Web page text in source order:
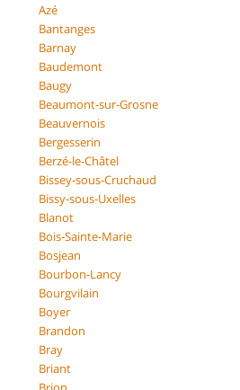
Azé
Bantanges
Barnay
Baudemont
Baugy
Beaumont-sur-Grosne
Beauvernois
Bergesserin
Berzé-le-Châtel
Bissey-sous-Cruchaud
Bissy-sous-Uxelles
Blanot
Bois-Sainte-Marie
Bosjean
Bourbon-Lancy
Bourgvilain
Boyer
Brandon
Bray
Briant